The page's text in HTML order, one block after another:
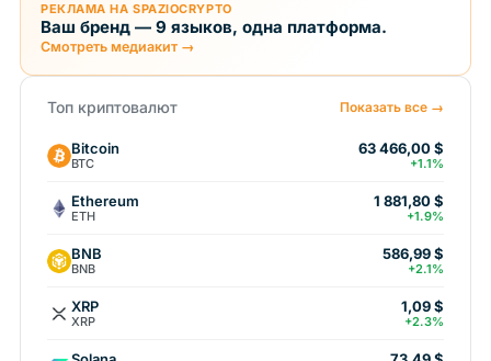
РЕКЛАМА НА SPAZIOCRYPTO
Ваш бренд — 9 языков, одна платформа.
Смотреть медиакит →
Топ криптовалют Показать все →
Bitcoin
BTC
63 466,00 $
+1.1%
Ethereum
ETH
1 881,80 $
+1.9%
BNB
BNB
586,99 $
+2.1%
XRP
XRP
1,09 $
+2.3%